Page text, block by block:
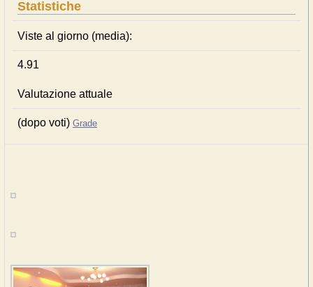
Statistiche
Viste al giorno (media):
4.91
Valutazione attuale
(dopo voti) Grade